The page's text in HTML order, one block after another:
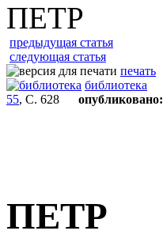
ПЕТР
предыдущая статья
следующая статья
печать
библиотека
55, С. 628 опубликовано:
ПЕТР